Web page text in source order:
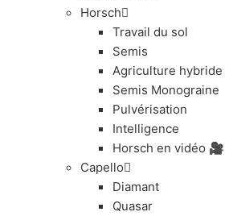
Horsch
Travail du sol
Semis
Agriculture hybride
Semis Monograine
Pulvérisation
Intelligence
Horsch en vidéo 🎥
Capello
Diamant
Quasar